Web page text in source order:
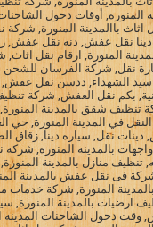
المنورة, أوقات دخول
اثاث باالمدينة المنورة, شركة
دينا نقل عفش, دنه نقل عفش,
المنورة, ارقام نقل
سيارة نقل, شركة الفرسان
حي سيد الشهداء, ددسن نقل
بكم نقل العفش, شركة
تنظيف شقق بالمدينة
في المدينة المنورة, حي
دينات نقل, سياره دينا, زقاق
بالمدينة المنورة, شركه
تنظيف منازل بالمدينة
فى نقل عفش بالمدينة
المنورة, شركة خدمات
ارضيات بالمدينة المنورة,
وقت دخول الشاحنات المدينة